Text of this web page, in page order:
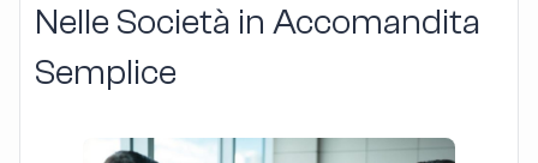
Nelle Società in Accomandita
Semplice